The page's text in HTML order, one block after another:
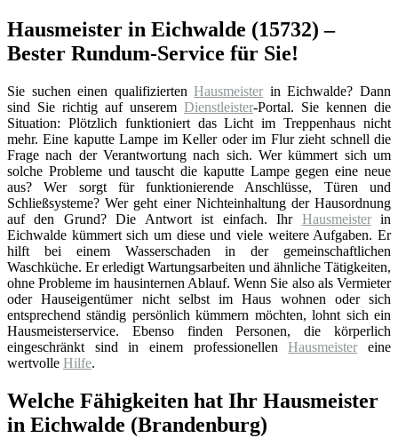
Hausmeister in Eichwalde (15732) –
Bester Rundum-Service für Sie!
Sie suchen einen qualifiziertenHausmeister in Eichwalde? Dann
sind Sie richtig auf unserem Dienstleister-Portal. Sie kennen die
Situation: Plötzlich funktioniert das Licht im Treppenhaus nicht
mehr. Eine kaputte Lampe im Keller oder im Flur zieht schnell die
Frage nach der Verantwortung nach sich. Wer kümmert sich um
solche Probleme und tauscht die kaputte Lampe gegen eine neue
aus? Wer sorgt für funktionierende Anschlüsse, Türen und
Schließsysteme? Wer geht einer Nichteinhaltung der Hausordnung
auf den Grund? Die Antwort ist einfach. Ihr Hausmeisterin
Eichwalde kümmert sich um diese und viele weitere Aufgaben. Er
hilft bei einem Wasserschaden in der gemeinschaftlichen
Waschküche. Er erledigt Wartungsarbeiten und ähnliche Tätigkeiten,
ohne Probleme im hausinternen Ablauf. Wenn Sie also als Vermieter
oder Hauseigentümer nicht selbst im Haus wohnen oder sich
entsprechend ständig persönlich kümmern möchten, lohnt sich ein
Hausmeisterservice. Ebenso finden Personen, die körperlich
eingeschränkt sind in einem professionellenHausmeister eine
wertvolle Hilfe.
Welche Fähigkeiten hat Ihr Hausmeister
in Eichwalde (Brandenburg)